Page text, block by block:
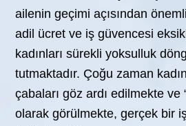
ailenin geçimi açısından
adil ücret ve iş güvencesi
kadınları sürekli yoksulluk
tutmaktadır. Çoğu zaman
çabaları göz ardı edilmekte ve
olarak görülmekte, gerçek bir